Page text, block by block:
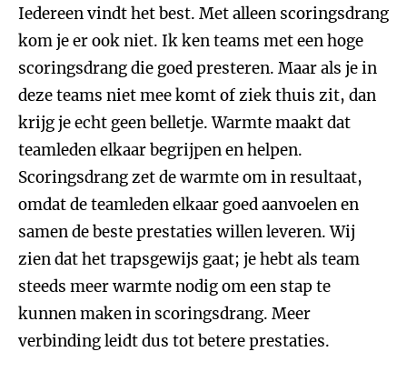
Iedereen vindt het best. Met alleen scoringsdrang
kom je er ook niet. Ik ken teams met een hoge
scoringsdrang die goed presteren. Maar als je in
deze teams niet mee komt of ziek thuis zit, dan
krijg je echt geen belletje. Warmte maakt dat
teamleden elkaar begrijpen en helpen.
Scoringsdrang zet de warmte om in resultaat,
omdat de teamleden elkaar goed aanvoelen en
samen de beste prestaties willen leveren. Wij
zien dat het trapsgewijs gaat; je hebt als team
steeds meer warmte nodig om een stap te
kunnen maken in scoringsdrang. Meer
verbinding leidt dus tot betere prestaties.